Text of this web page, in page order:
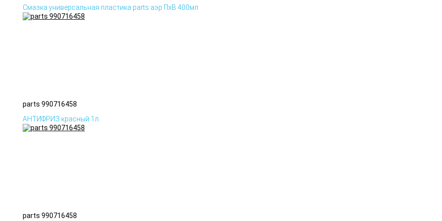
Смазка универсальная пластика parts аэр ПхВ 400мл
parts 990716458
АНТИФРИЗ красный 1л.
parts 990716458